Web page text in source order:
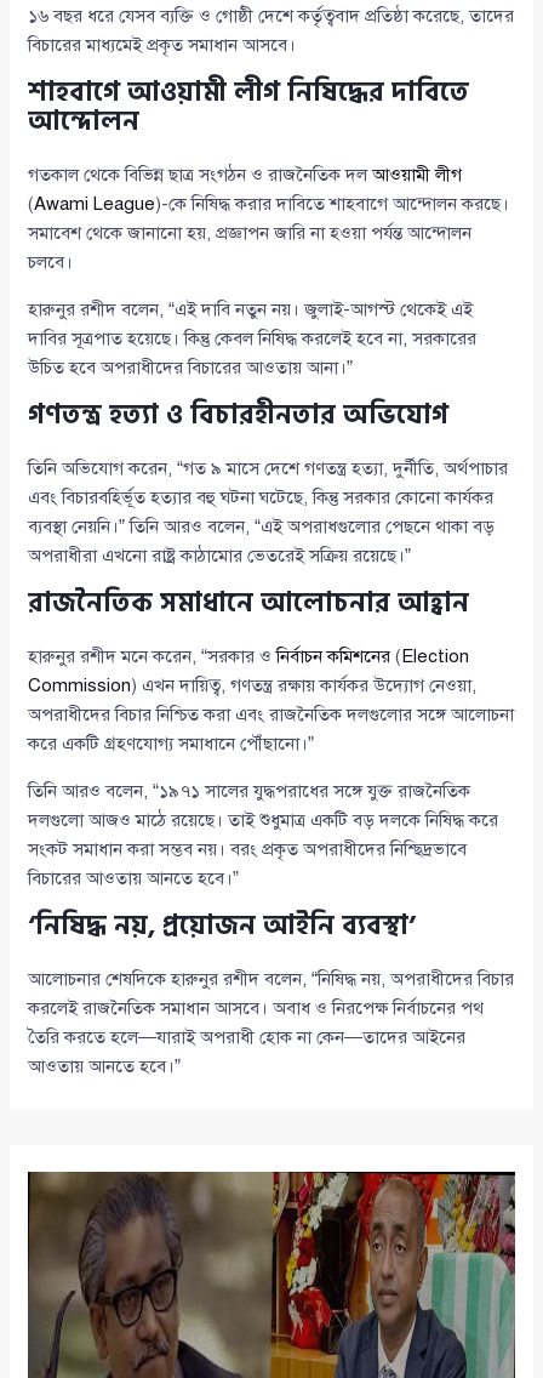
১৬ বছর ধরে যেসব ব্যক্তি ও গোষ্ঠী দেশে কর্তৃত্ববাদ প্রতিষ্ঠা করেছে, তাদের
বিচারের মাধ্যমেই প্রকৃত সমাধান আসবে।
শাহবাগে আওয়ামী লীগ নিষিদ্ধের দাবিতে
আন্দোলন
গতকাল থেকে বিভিন্ন ছাত্র সংগঠন ও রাজনৈতিক দলআওয়ামী লীগ
(Awami League)-কে নিষিদ্ধ করার দাবিতে শাহবাগে আন্দোলন করছে।
সমাবেশ থেকে জানানো হয়, প্রজ্ঞাপন জারি না হওয়া পর্যন্ত আন্দোলন
চলবে।
হারুনুর রশীদ বলেন, “এই দাবি নতুন নয়। জুলাই-আগস্ট থেকেই এই
দাবির সূত্রপাত হয়েছে। কিন্তু কেবল নিষিদ্ধ করলেই হবে না, সরকারের
উচিত হবে অপরাধীদের বিচারের আওতায় আনা।”
গণতন্ত্র হত্যা ও বিচারহীনতার অভিযোগ
তিনি অভিযোগ করেন, “গত ৯ মাসে দেশে গণতন্ত্র হত্যা, দুর্নীতি, অর্থপাচার
এবং বিচারবহির্ভূত হত্যার বহু ঘটনা ঘটেছে, কিন্তু সরকার কোনো কার্যকর
ব্যবস্থা নেয়নি।” তিনি আরও বলেন, “এই অপরাধগুলোর পেছনে থাকা বড়
অপরাধীরা এখনো রাষ্ট্র কাঠামোর ভেতরেই সক্রিয় রয়েছে।”
রাজনৈতিক সমাধানে আলোচনার আহ্বান
হারুনুর রশীদ মনে করেন, “সরকার ওনির্বাচন কমিশনের ( Election
Commission) এখন দায়িত্ব, গণতন্ত্র রক্ষায় কার্যকর উদ্যোগ নেওয়া,
অপরাধীদের বিচার নিশ্চিত করা এবং রাজনৈতিক দলগুলোর সঙ্গে আলোচনা
করে একটি গ্রহণযোগ্য সমাধানে পৌঁছানো।”
তিনি আরও বলেন, “১৯৭১ সালের যুদ্ধপরাধের সঙ্গে যুক্ত রাজনৈতিক
দলগুলো আজও মাঠে রয়েছে। তাই শুধুমাত্র একটি বড় দলকে নিষিদ্ধ করে
সংকট সমাধান করা সম্ভব নয়। বরং প্রকৃত অপরাধীদের নিশ্ছিদ্রভাবে
বিচারের আওতায় আনতে হবে।”
‘নিষিদ্ধ নয়, প্রয়োজন আইনি ব্যবস্থা’
আলোচনার শেষদিকে হারুনুর রশীদ বলেন, “নিষিদ্ধ নয়, অপরাধীদের বিচার
করলেই রাজনৈতিক সমাধান আসবে। অবাধ ও নিরপেক্ষ নির্বাচনের পথ
তৈরি করতে হলে—যারাই অপরাধী হোক না কেন—তাদের আইনের
আওতায় আনতে হবে।”